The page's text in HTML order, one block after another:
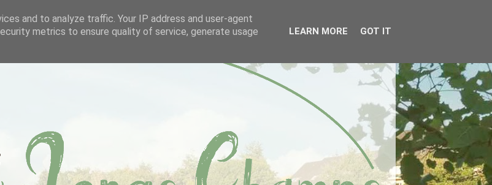
and to analyze traffic. Your IP address and user-agent
metrics to ensure quality of service, generate usage
LEARN MORE GOT IT